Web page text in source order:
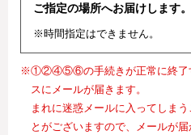
ご指定の場所へお届けします。
※時間指定はできません。
※①②④⑤⑥の手続きが正常に終了
スにメールが届きます。
まれに迷惑メールに入ってしま
とがございますので、メールが